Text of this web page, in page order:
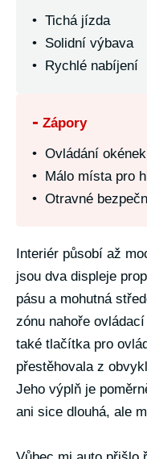
• Tichá jízda
• Solidní výbava
• Rychlé nabíjení
- Zápory
• Ovládání
• Málo místa pro
• Otravné
Interiér působí až
jsou dva displeje
pásu a mohutná
zónu nahoře
také tlačítka pro
přestěhovala z
Jeho výplň je
ani sice dlouhá, ale